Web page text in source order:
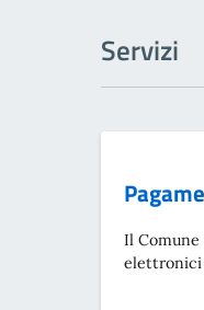
Servizi
Il
elettronici